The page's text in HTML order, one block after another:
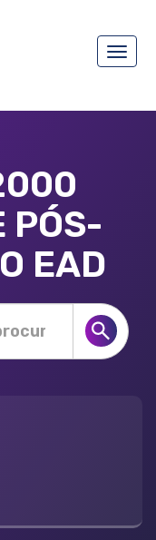
Toggle
PÓS-
EAD